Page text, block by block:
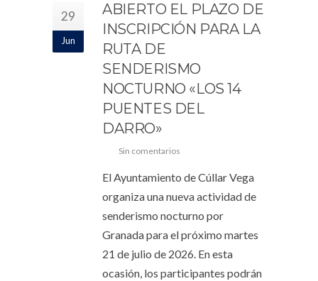
29
Jun
ABIERTO EL PLAZO DE
INSCRIPCIÓN PARA LA
RUTA DE
SENDERISMO
NOCTURNO «LOS 14
PUENTES DEL
DARRO»
Sin comentarios
El Ayuntamiento de Cúllar Vega
organiza una nueva actividad de
senderismo nocturno por
Granada para el próximo martes
21 de julio de 2026. En esta
ocasión, los participantes podrán